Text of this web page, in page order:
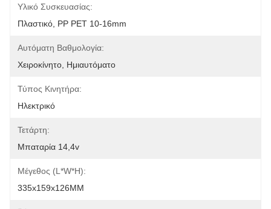
Υλικό Συσκευασίας:
Πλαστικό, PP PET 10-16mm
Αυτόματη Βαθμολογία:
Χειροκίνητο, Ημιαυτόματο
Τύπος Κινητήρα:
Ηλεκτρικό
Τετάρτη:
Μπαταρία 14,4v
Μέγεθος (L*W*H):
335x159x126MM